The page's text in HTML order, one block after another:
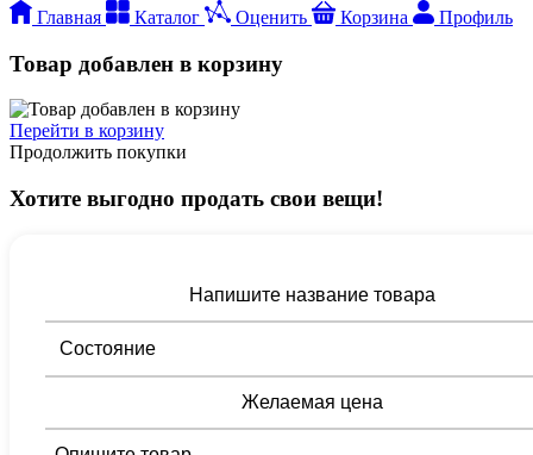
Главная
Каталог Оценить Корзина Профиль
Товар добавлен в корзину
Перейти в корзину
Продолжить покупки
Хотите выгодно продать свои вещи!